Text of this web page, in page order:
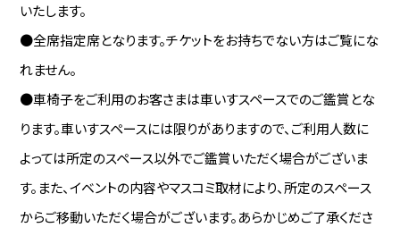
いたします。
●全席指定席となります。チケットをお持ちでない方はご覧にな
れません。
●車椅子をご利用のお客さまは車いすスペースでのご鑑賞とな
ります。車いすスペースには限りがありますので、ご利用人数に
よっては所定のスペース以外でご鑑賞いただく場合がございま
す。また、イベントの内容やマスコミ取材により、所定のスペース
からご移動いただく場合がございます。あらかじめご了承くださ